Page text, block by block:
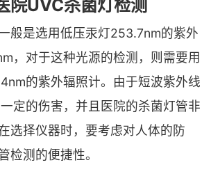
院UVC杀菌灯检测
般是选用低压汞灯253.7nm的紫外
，对于这种光源的检测，则需要用
的紫外辐照计。由于短波紫外线
定的伤害，并且医院的杀菌灯管非
选择仪器时，要考虑对人体的防
检测的便捷性。